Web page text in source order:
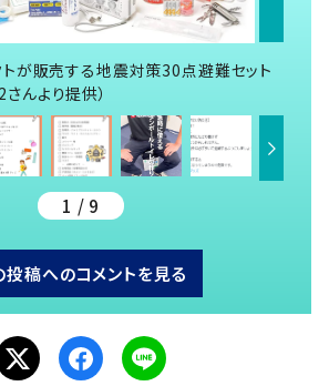
が販売する地震対策30点避難セット
んより提供）
1 / 9
投稿へのコメントを見る